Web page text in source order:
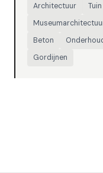
Architectuur
Tuin
Beton
Gordijnen